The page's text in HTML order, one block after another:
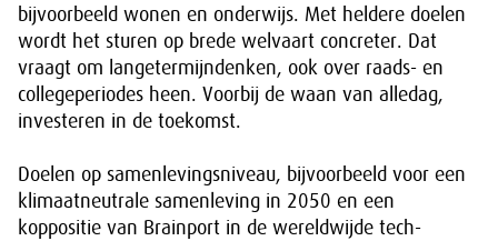
bijvoorbeeld wonen en onderwijs. Met heldere doelen
wordt het sturen op brede welvaart concreter. Dat
vraagt om langetermijndenken, ook over raads- en
collegeperiodes heen. Voorbij de waan van alledag,
investeren in de toekomst.
Doelen op samenlevingsniveau, bijvoorbeeld voor een
klimaatneutrale samenleving in 2050 en een
koppositie van Brainport in de wereldwijde tech-